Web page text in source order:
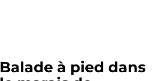
Balade à pied dans